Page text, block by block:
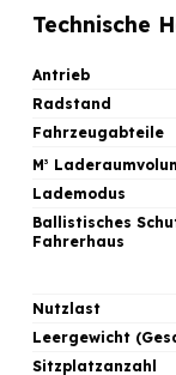
Technische
Antrieb
Radstand
Fahrzeugabteile
M3
Lademodus
Ballistisches
Fahrerhaus
Nutzlast
Leergewicht
Sitzplatzanzahl